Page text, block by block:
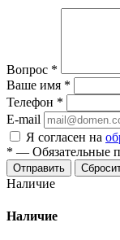
Вопрос *
Ваше имя *
Телефон *
E-mail
Я согласен на
* — Обязательные
Наличие
Наличие